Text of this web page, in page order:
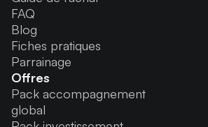
FAQ
Blog
Fiches pratiques
Parrainage
Offres
Pack accompagnement
global